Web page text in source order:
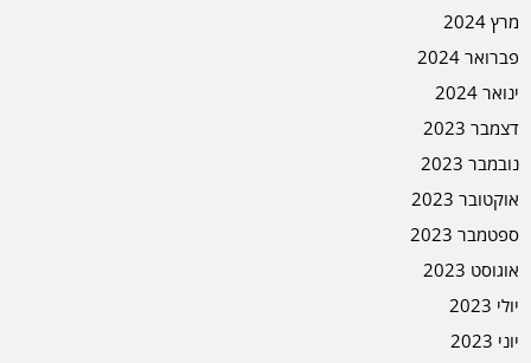
מרץ 2024
פברואר 2024
ינואר 2024
דצמבר 2023
נובמבר 2023
אוקטובר 2023
ספטמבר 2023
אוגוסט 2023
יולי 2023
יוני 2023